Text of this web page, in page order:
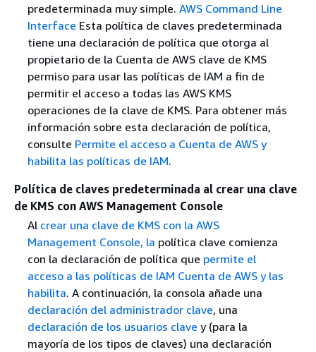
predeterminada muy simple. AWS Command Line
Interface Esta política de claves predeterminada
tiene una declaración de política que otorga al
propietario de la Cuenta de AWS clave de KMS
permiso para usar las políticas de IAM a fin de
permitir el acceso a todas las AWS KMS
operaciones de la clave de KMS. Para obtener más
información sobre esta declaración de política,
consulte Permite el acceso a Cuenta de AWS y
habilita las políticas de IAM.
Política de claves predeterminada al crear una clave
de KMS con AWS Management Console
Al crear una clave de KMS con la AWS
Management Console, la política clave comienza
con la declaración de política que permite el
acceso a las políticas de IAM Cuenta de AWS y las
habilita. A continuación, la consola añade una
declaración del administrador clave, una
declaración de los usuarios clave y (para la
mayoría de los tipos de claves) una declaración